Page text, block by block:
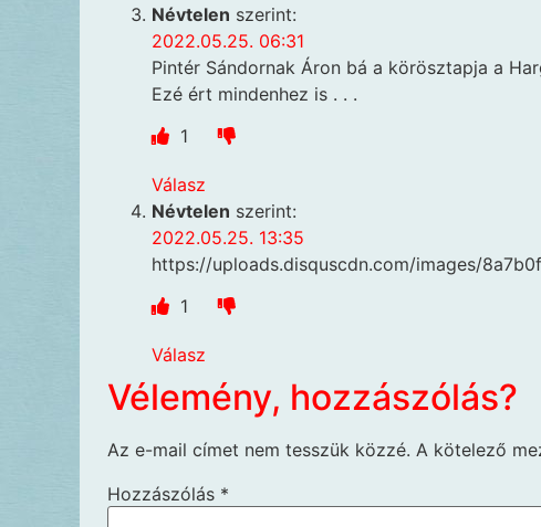
Névtelen szerint:
2022.05.25. 06:31
Pintér Sándornak Áron bá a körösztapja a
Ezé ért mindenhez is . . .
1
Válasz
Névtelen szerint:
2022.05.25. 13:35
https://uploads.disquscdn.com/images/
1
Válasz
Vélemény, hozzászólás?
Az e-mail címet nem tesszük közzé. A kötelező
Hozzászólás *